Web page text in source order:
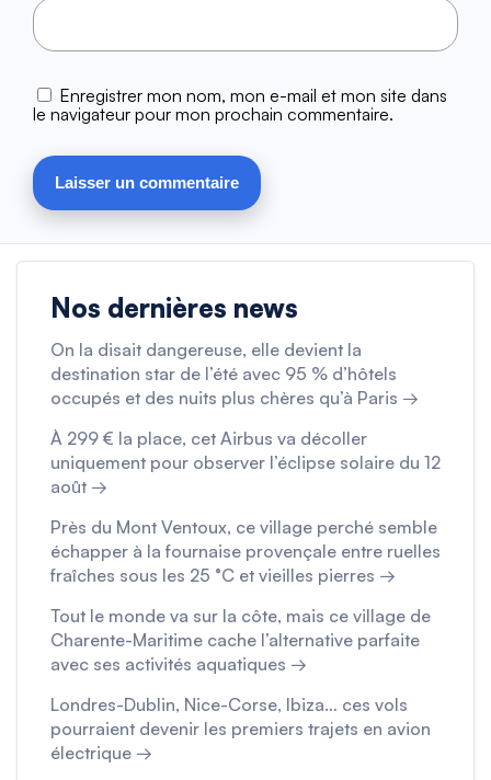
Enregistrer mon nom, mon e-mail et mon site dans
le navigateur pour mon prochain commentaire.
Nos dernières news
On la disait dangereuse, elle devient la
destination star de l’été avec 95 % d’hôtels
occupés et des nuits plus chères qu’à Paris →
À 299 € la place, cet Airbus va décoller
uniquement pour observer l’éclipse solaire du 12
août →
Près du Mont Ventoux, ce village perché semble
échapper à la fournaise provençale entre ruelles
fraîches sous les 25 °C et vieilles pierres →
Tout le monde va sur la côte, mais ce village de
Charente-Maritime cache l’alternative parfaite
avec ses activités aquatiques →
Londres-Dublin, Nice-Corse, Ibiza… ces vols
pourraient devenir les premiers trajets en avion
électrique →